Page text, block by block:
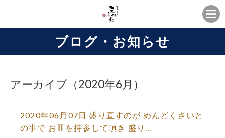
ブログ・お知らせ
アーカイブ（2020年6月）
2020年06月07日 盛り直すのが めんどくさいと
の事で お皿を持参して頂き 盛り…